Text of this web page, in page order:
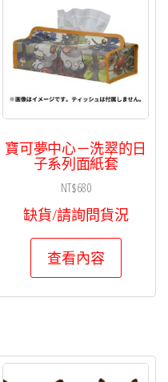
寶可夢中心－洗翠的日
子系列面紙套
NT$680
缺貨/請詢問貨況
查看內容